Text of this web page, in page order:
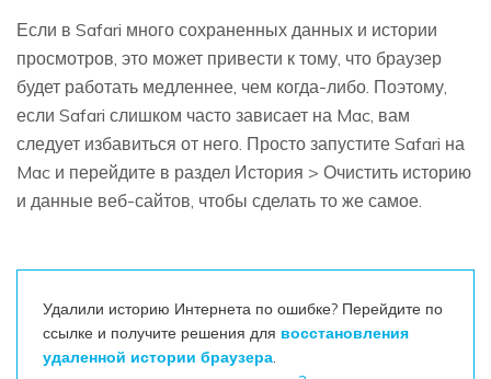
Если в Safari много сохраненных данных и истории
просмотров, это может привести к тому, что браузер
будет работать медленнее, чем когда-либо. Поэтому,
если Safari слишком часто зависает на Mac, вам
следует избавиться от него. Просто запустите Safari на
Mac и перейдите в раздел История > Очистить историю
и данные веб-сайтов, чтобы сделать то же самое.
Удалили историю Интернета по ошибке? Перейдите по
ссылке и получите решения для восстановления
удаленной истории браузера